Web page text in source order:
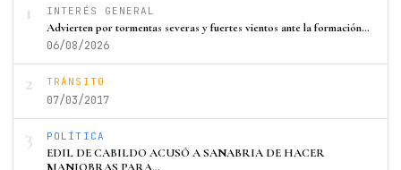
1 INTERÉS GENERAL
Advierten por tormentas severas y fuertes vientos ante la formación…
06/08/2026
2 TRÁNSITO
07/03/2017
3 POLÍTICA
EDIL DE CABILDO ACUSÓ A SANABRIA DE HACER